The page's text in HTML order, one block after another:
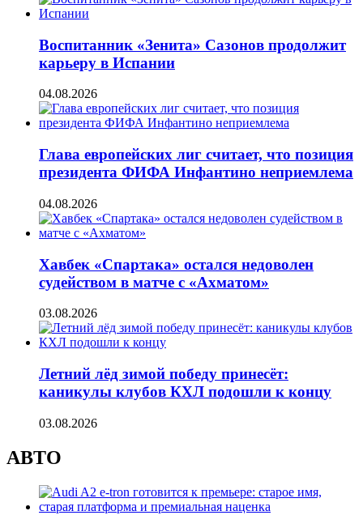
Воспитанник «Зенита» Сазонов продолжит
карьеру в Испании
04.08.2026
Глава европейских лиг считает, что позиция
президента ФИФА Инфантино неприемлема
04.08.2026
Хавбек «Спартака» остался недоволен
судейством в матче с «Ахматом»
03.08.2026
Летний лёд зимой победу принесёт:
каникулы клубов КХЛ подошли к концу
03.08.2026
АВТО